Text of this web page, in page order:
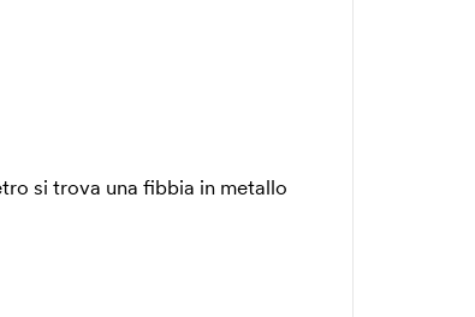
si trova una fibbia in metallo